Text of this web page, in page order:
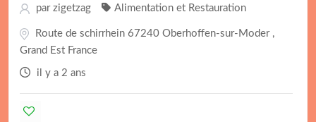
par zigetzag Alimentation et Restauration
Route de schirrhein 67240 Oberhoffen-sur-Moder ,
Grand Est France
il y a 2 ans